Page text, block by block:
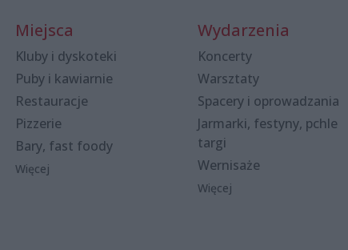
Miejsca
Kluby i dyskoteki
Puby i kawiarnie
Restauracje
Pizzerie
Bary, fast foody
Więcej
Wydarzenia
Koncerty
Warsztaty
Spacery i oprowadzania
Jarmarki, festyny, pchle
targi
Wernisaże
Więcej